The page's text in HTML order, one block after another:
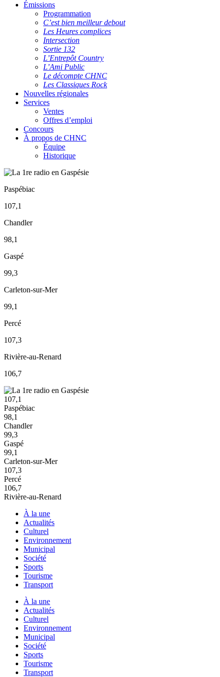
Émissions
Programmation
C’est bien meilleur debout
Les Heures complices
Intersection
Sortie 132
L’Entrepôt Country
L’Ami Public
Le décompte CHNC
Les Classiques Rock
Nouvelles régionales
Services
Ventes
Offres d’emploi
Concours
À propos de CHNC
Équipe
Historique
Paspébiac
107,1
Chandler
98,1
Gaspé
99,3
Carleton-sur-Mer
99,1
Percé
107,3
Rivière-au-Renard
106,7
107,1
Paspébiac
98,1
Chandler
99,3
Gaspé
99,1
Carleton-sur-Mer
107,3
Percé
106,7
Rivière-au-Renard
À la une
Actualités
Culturel
Environnement
Municipal
Société
Sports
Tourisme
Transport
À la une
Actualités
Culturel
Environnement
Municipal
Société
Sports
Tourisme
Transport